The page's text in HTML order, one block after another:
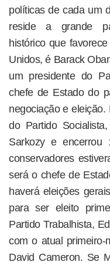
políticas de cada um
reside a grande
histórico que
Unidos, é Barack
um presidente do
chefe de Estado do
negociação e
do Partido
Sarkozy e
conservadores
será o chefe de
haverá eleições
para ser eleito
Partido Trabalhista,
com o atual primeiro-
David Cameron. Se